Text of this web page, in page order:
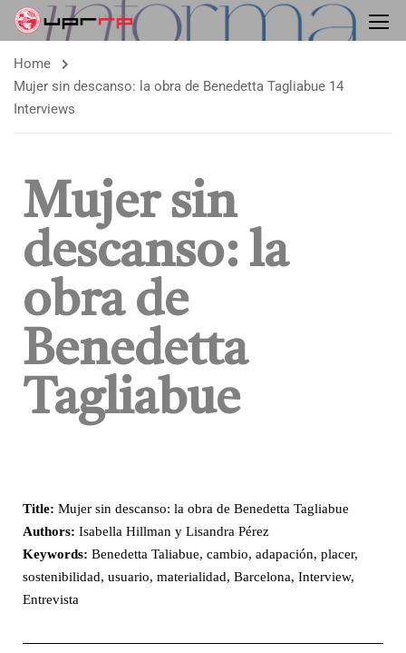
Home
Mujer sin descanso: la obra de Benedetta Tagliabue 14
Interviews
Mujer sin
descanso: la
obra de
Benedetta
Tagliabue
Title: Mujer sin descanso: la obra de Benedetta Tagliabue
Authors: Isabella Hillman y Lisandra Pérez
Keywords: Benedetta Taliabue, cambio, adapación, placer,
sostenibilidad, usuario, materialidad, Barcelona, Interview,
Entrevista